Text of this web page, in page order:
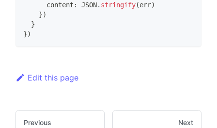
      content
: JSON. stringify(err)
})
}
})
Edit this page
Previous Next